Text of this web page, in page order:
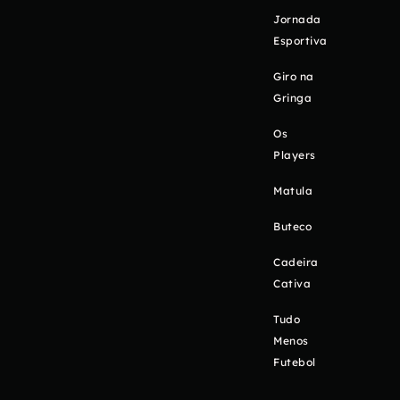
Jornada
Esportiva
Giro na
Gringa
Os
Players
Matula
Buteco
Cadeira
Cativa
Tudo
Menos
Futebol